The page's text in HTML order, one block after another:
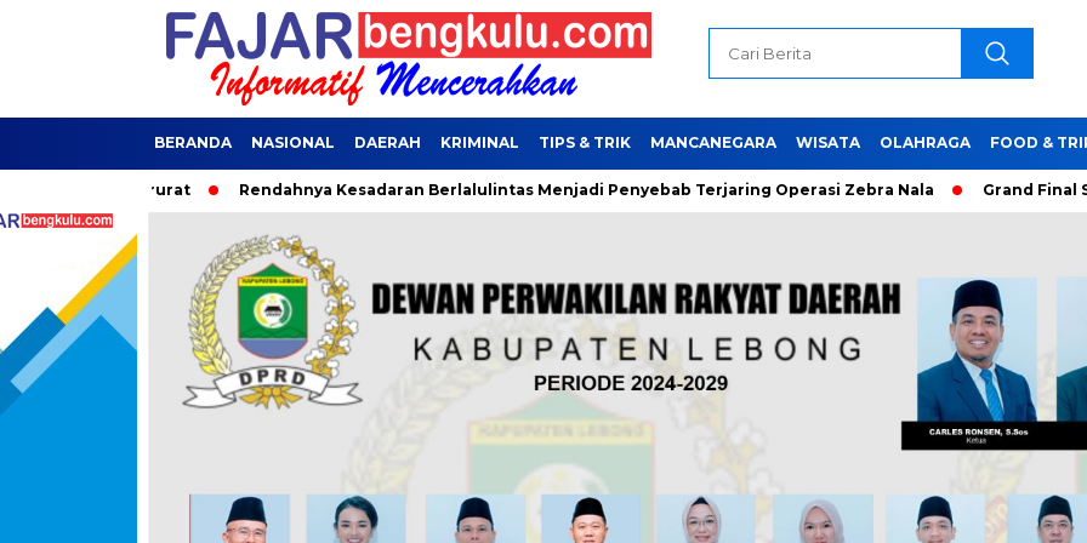
BERANDA NASIONAL DAERAH KRIMINAL TIPS & TRIK MANCANEGARA WISATA OLAHRAGA FOOD &
Rendahnya Kesadaran Berlalulintas Menjadi Penyebab Terjaring Operasi Zebra Nala Grand Final Sisakan 16